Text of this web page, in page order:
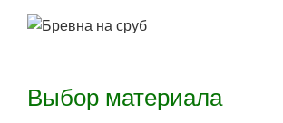
Выбор материала